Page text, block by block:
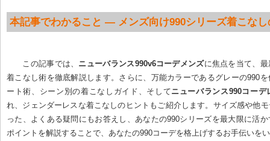
本記事でわかること — メンズ向け990シリーズ着こなし
この記事では、 ニューバランス990v6コーデメンズに焦点を当て、
着こなし術を徹底解説します。さらに、万能カラーであるグレーの990
ート術、シーン別の着こなしガイド、そしてニューバランス990コーデ
れ、ジェンダーレスな着こなしのヒントもご紹介します。サイズ感や他
った、よくある疑問にもお答えし、あなたの990シリーズを最大限に活
ポイントを解説することで、あなたの990コーデを格上げするお手伝いを